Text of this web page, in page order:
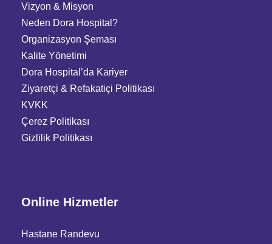
Vizyon & Misyon
Neden Dora Hospital?
Organizasyon Şeması
Kalite Yönetimi
Dora Hospital’da Kariyer
Ziyaretçi & Refakatiçi Politikası
KVKK
Çerez Politikası
Gizlilik Politikası
Online Hizmetler
Hastane Randevu